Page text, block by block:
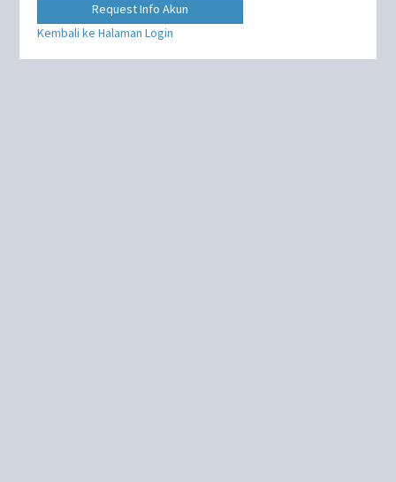
Request Info Akun
Kembali ke Halaman Login